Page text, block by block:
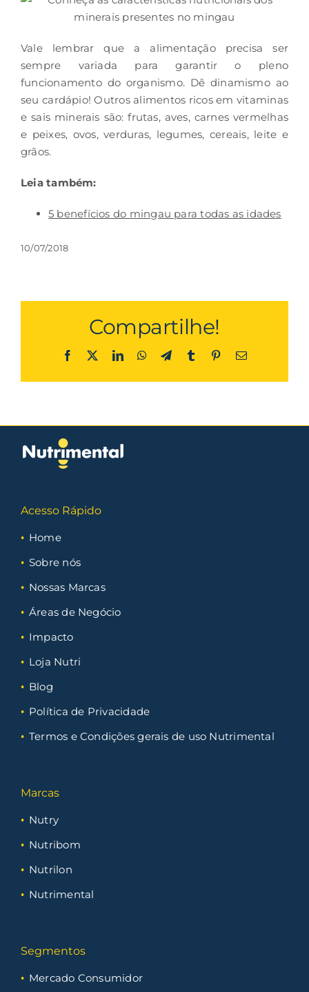
Vale lembrar que a alimentação precisa ser
sempre variada para garantir o pleno
funcionamento do organismo. Dê dinamismo ao
seu cardápio! Outros alimentos ricos em vitaminas
e sais minerais são: frutas, aves, carnes vermelhas
e peixes, ovos, verduras, legumes, cereais, leite e
grãos.
Leia também:
5 benefícios do mingau para todas as idades
10/07/2018
Compartilhe!
Facebook LinkedInWhatsApp
TelegramTumblr PinterestEmail
Acesso Rápido
Home
Sobre nós
Nossas Marcas
Áreas de Negócio
Impacto
Loja Nutri
Blog
Política de Privacidade
Termos e Condições gerais de uso Nutrimental
Marcas
Nutry
Nutribom
Nutrilon
Nutrimental
Segmentos
Mercado Consumidor